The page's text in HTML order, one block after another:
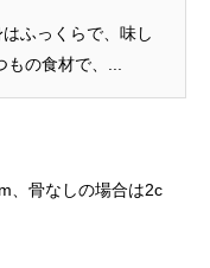
ふっくらで、味し
の食材で、...
、骨なしの場合は2c